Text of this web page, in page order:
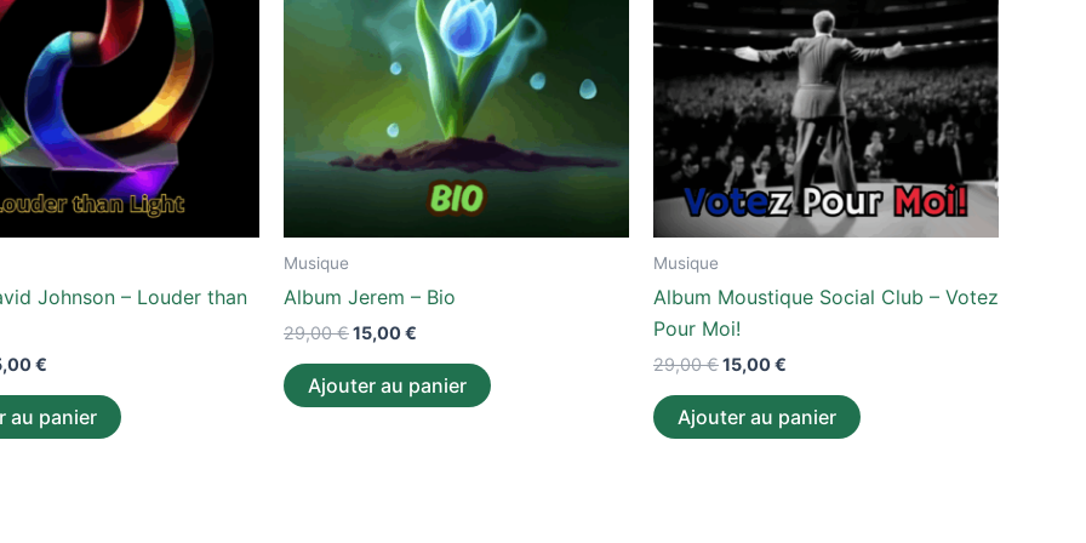
Johnson – Louder than
€
au panier
Musique
Album Jerem – Bio
29,00€15,00€
Ajouter au panier
Musique
Album Moustique Social Club – Votez
Pour Moi!
29,00€15,00€
Ajouter au panier